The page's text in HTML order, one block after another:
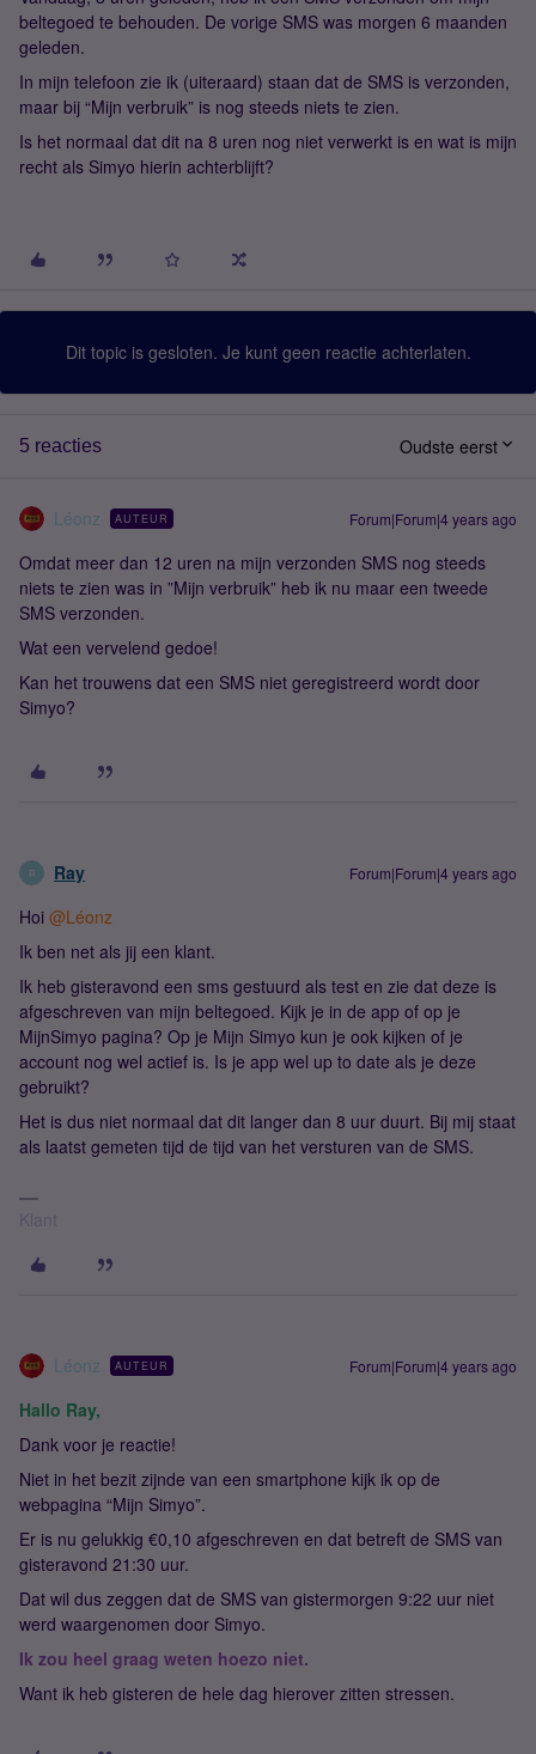
beltegoed te behouden. De vorige SMS was morgen 6 maanden
geleden.
In mijn telefoon zie ik (uiteraard) staan dat de SMS is verzonden,
maar bij “Mijn verbruik” is nog steeds niets te zien.
Is het normaal dat dit na 8 uren nog niet verwerkt is en wat is mijn
recht als Simyo hierin achterblijft?
Dit topic is gesloten. Je kunt geen reactie achterlaten.
5 reacties Oudste eerst
Léonz AUTEUR Forum|Forum|4 years ago
Omdat meer dan 12 uren na mijn verzonden SMS nog steeds
niets te zien was in ”Mijn verbruik” heb ik nu maar een tweede
SMS verzonden.
Wat een vervelend gedoe!
Kan het trouwens dat een SMS niet geregistreerd wordt door
Simyo?
R Ray Forum|Forum|4 years ago
Hoi @Léonz
Ik ben net als jij een klant.
Ik heb gisteravond een sms gestuurd als test en zie dat deze is
afgeschreven van mijn beltegoed. Kijk je in de app of op je
MijnSimyo pagina? Op je Mijn Simyo kun je ook kijken of je
account nog wel actief is. Is je app wel up to date als je deze
gebruikt?
Het is dus niet normaal dat dit langer dan 8 uur duurt. Bij mij staat
als laatst gemeten tijd de tijd van het versturen van de SMS.
Klant
Léonz AUTEUR Forum|Forum|4 years ago
Hallo Ray,
Dank voor je reactie!
Niet in het bezit zijnde van een smartphone kijk ik op de
webpagina “Mijn Simyo”.
Er is nu gelukkig €0,10 afgeschreven en dat betreft de SMS van
gisteravond 21:30 uur.
Dat wil dus zeggen dat de SMS van gistermorgen 9:22 uur niet
werd waargenomen door Simyo.
Ik zou heel graag weten hoezo niet.
Want ik heb gisteren de hele dag hierover zitten stressen.